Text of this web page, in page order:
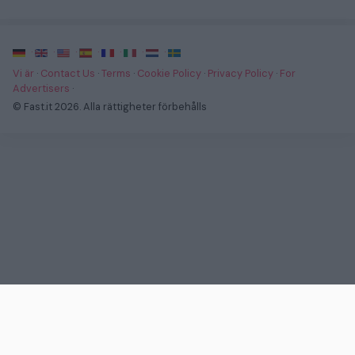
· · · · · ·
·
Vi är · Contact Us ·Terms · Cookie Policy · Privacy Policy · For
Advertisers ·
© Fast.it 2026. Alla rättigheter förbehålls